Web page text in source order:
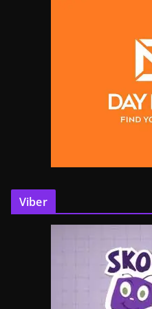
Viber